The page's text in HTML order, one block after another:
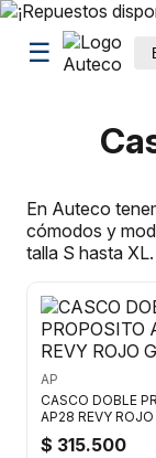
☰
En Auteco
cómodos y
talla S hasta
AP
CASCO DOBLE
AP28 REVY ROJO
$ 315.500